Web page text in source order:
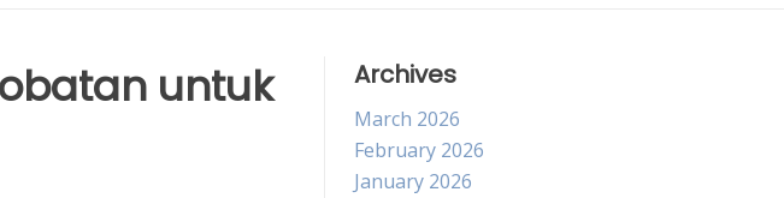
untuk
Archives
March 2026
February 2026
January 2026